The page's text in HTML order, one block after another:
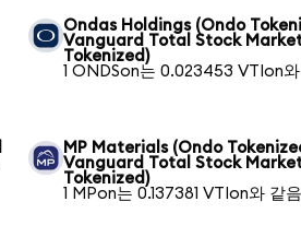
Ondas Holdings (Ondo
Vanguard Total Stock Market
Tokenized)
1 ONDSon는 0.023453 VTIon
MP Materials (Ondo
Vanguard Total Stock Market
Tokenized)
1 MPon는 0.137381 VTIon와 같음